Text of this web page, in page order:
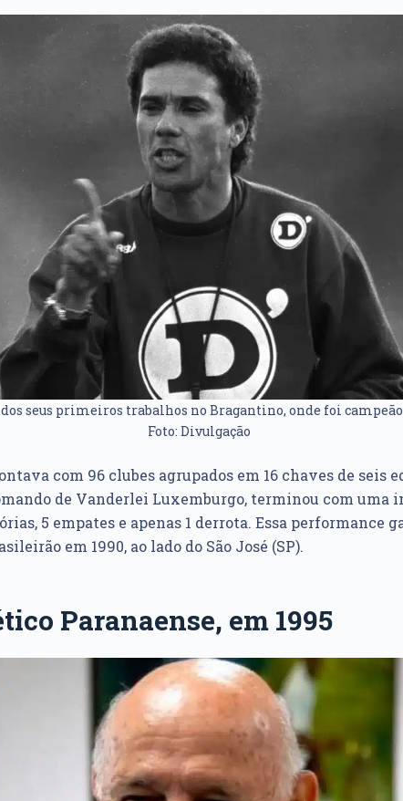
seus primeiros trabalhos no Bragantino, onde foi campeão
Foto: Divulgação
com 96 clubes agrupados em 16 chaves de seis
de Vanderlei Luxemburgo, terminou com uma
5 empates e apenas 1 derrota. Essa performance
em 1990, ao lado do São José (SP).
Paranaense, em 1995